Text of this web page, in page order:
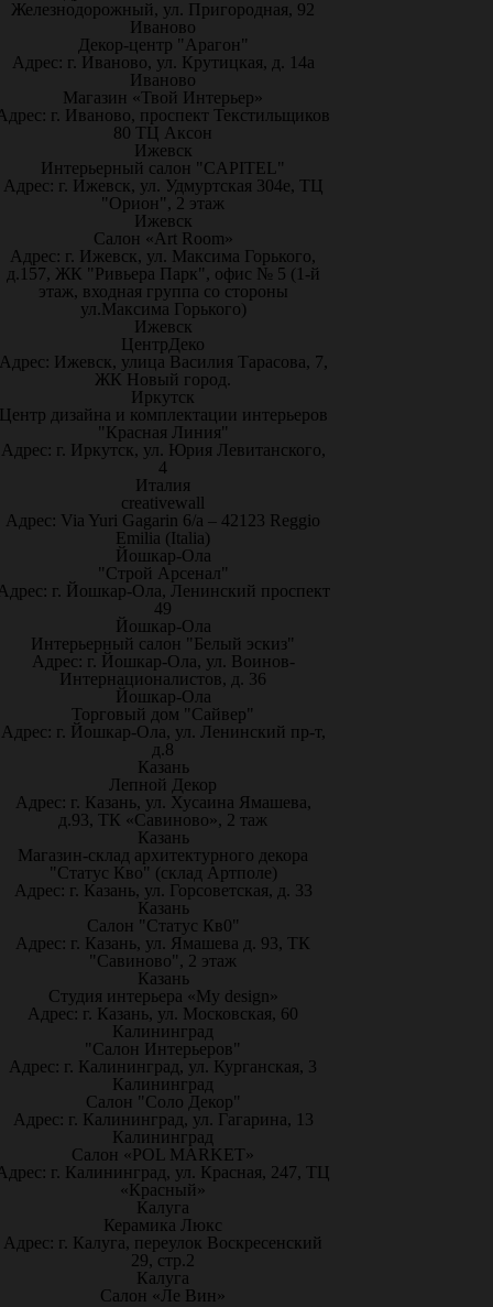
Железнодорожный, ул. Пригородная, 92
Иваново
Декор-центр "Арагон"
Адрес: г. Иваново, ул. Крутицкая, д. 14а
Иваново
Магазин «Твой Интерьер»
г. Иваново, проспект Текстильщиков
80 ТЦ Аксон
Ижевск
Интерьерный салон "CAPITEL"
Адрес: г. Ижевск, ул. Удмуртская 304е, ТЦ
"Орион", 2 этаж
Ижевск
Салон «Art Room»
Адрес: г. Ижевск, ул. Максима Горького,
д.157, ЖК "Ривьера Парк", офис № 5 (1-й
этаж, входная группа со стороны
ул.Максима Горького)
Ижевск
ЦентрДеко
Ижевск, улица Василия Тарасова, 7,
ЖК Новый город.
Иркутск
дизайна и комплектации интерьеров
"Красная Линия"
Адрес: г. Иркутск, ул. Юрия Левитанского,
4
Италия
creativewall
Адрес: Via Yuri Gagarin 6/a – 42123 Reggio
Emilia (Italia)
Йошкар-Ола
"Строй Арсенал"
г. Йошкар-Ола, Ленинский проспект
49
Йошкар-Ола
Интерьерный салон "Белый эскиз"
Адрес: г. Йошкар-Ола, ул. Воинов-
Интернационалистов, д. 36
Йошкар-Ола
Торговый дом "Сайвер"
Адрес: г. Йошкар-Ола, ул. Ленинский пр-т,
д.8
Казань
Лепной Декор
Адрес: г. Казань, ул. Хусаина Ямашева,
д.93, ТК «Савиново», 2 таж
Казань
Магазин-склад архитектурного декора
"Статус Кво" (склад Артполе)
Адрес: г. Казань, ул. Горсоветская, д. 33
Казань
Салон "Статус Кв0"
Адрес: г. Казань, ул. Ямашева д. 93, ТК
"Савиново", 2 этаж
Казань
Студия интерьера «My design»
Адрес: г. Казань, ул. Московская, 60
Калининград
"Салон Интерьеров"
Адрес: г. Калининград, ул. Курганская, 3
Калининград
Салон "Соло Декор"
Адрес: г. Калининград, ул. Гагарина, 13
Калининград
Салон «POL MARKET»
г. Калининград, ул. Красная, 247, ТЦ
«Красный»
Калуга
Керамика Люкс
Адрес: г. Калуга, переулок Воскресенский
29, стр.2
Калуга
Салон «Ле Вин»